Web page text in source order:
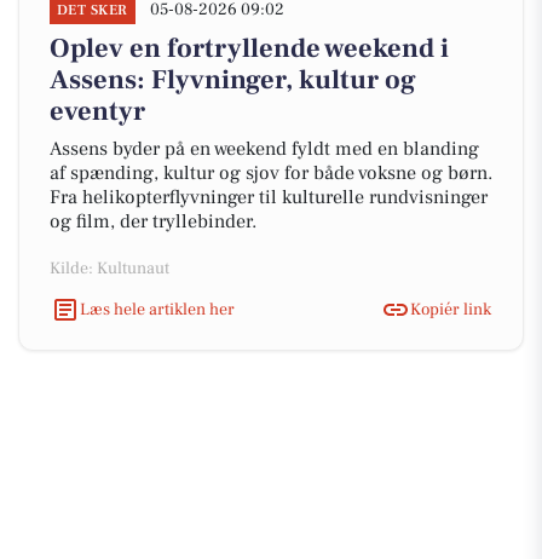
DET SKER 05-08-2026 09:02
Oplev en fortryllende weekend i
Assens: Flyvninger, kultur og
eventyr
Assens byder på en weekend fyldt med en blanding
af spænding, kultur og sjov for både voksne og børn.
Fra helikopterflyvninger til kulturelle rundvisninger
og film, der tryllebinder.
Kilde: Kultunaut
Læs hele artiklen her
Kopiér link